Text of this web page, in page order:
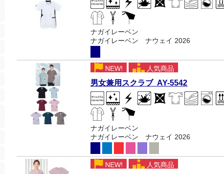
ナガイレーベン
ナガイレーベン ナウェイ 2026
NEW! 人気商品
男女兼用スクラブ AY-5542
ナガイレーベン
ナガイレーベン ナウェイ 2026
NEW! 人気商品